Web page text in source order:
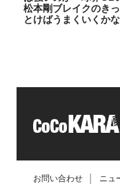
松本剛ブレイクのき
とけばうまくいくかな
お問い合わせ ニュ